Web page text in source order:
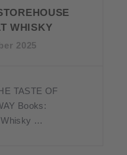
WHISKY
2025
TASTE OF
Books:
Whisky …